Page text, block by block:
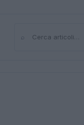
⌕Cerca